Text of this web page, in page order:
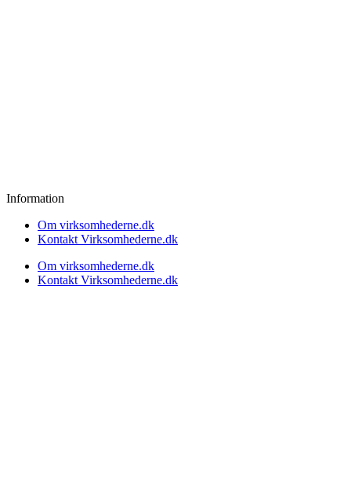
Information
Om virksomhederne.dk
Kontakt Virksomhederne.dk
Om virksomhederne.dk
Kontakt Virksomhederne.dk